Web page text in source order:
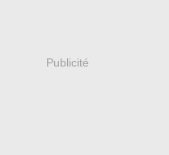
Publicité